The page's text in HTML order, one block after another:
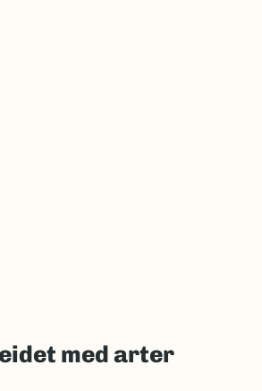
med arter